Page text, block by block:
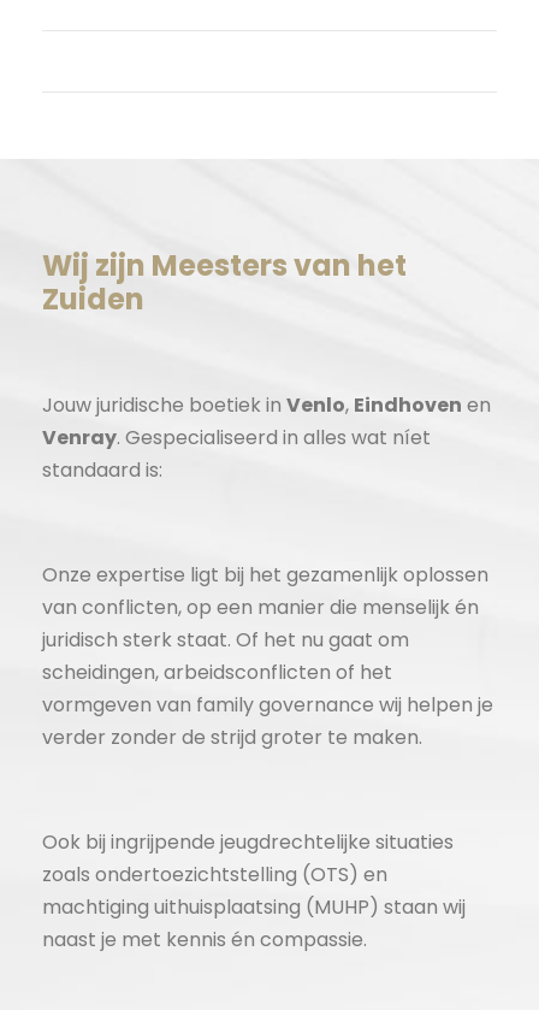
Wij zijn Meesters van het
Zuiden
Jouw juridische boetiek in Venlo, Eindhoven en
Venray. Gespecialiseerd in alles wat níet
standaard is:
Onze expertise ligt bij het gezamenlijk oplossen
van conflicten, op een manier die menselijk én
juridisch sterk staat. Of het nu gaat om
scheidingen, arbeidsconflicten of het
vormgeven van family governance wij helpen je
verder zonder de strijd groter te maken.
Ook bij ingrijpende jeugdrechtelijke situaties
zoals ondertoezichtstelling (OTS) en
machtiging uithuisplaatsing (MUHP) staan wij
naast je met kennis én compassie.